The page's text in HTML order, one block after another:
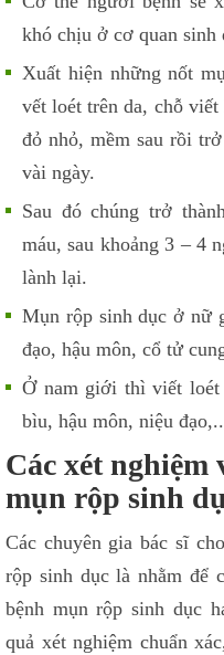
khó chịu ở cơ quan sinh
Xuất hiện những nốt
vết loét trên da, chỗ
đỏ nhỏ, mềm sau rồi
vài ngày.
Sau đó chúng trở
máu, sau khoảng 3 – 4
lành lại.
Mụn rộp sinh dục ở nữ
đạo, hậu môn, cổ tử
Ở nam giới thì viết loét
bìu, hậu môn, niệu đạo,..
Các xét nghiệm
mụn rộp sinh
Các chuyên gia bác sĩ
rộp sinh dục là nhằm để
bệnh mụn rộp sinh dục
quả xét nghiệm chuẩn